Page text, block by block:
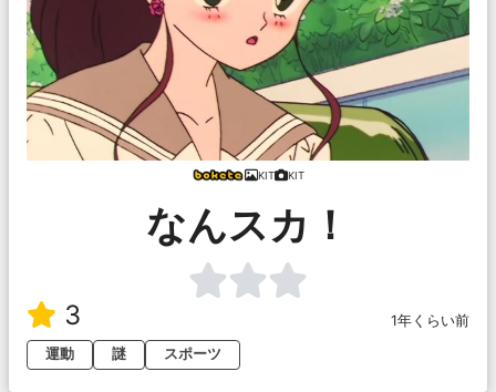
KIT KIT
なんスカ！
3
1年くらい前
運動
謎 スポーツ